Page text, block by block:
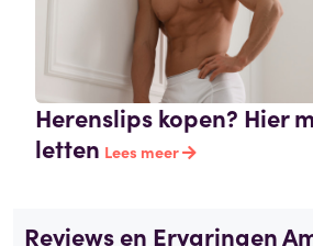
Herenslips kopen? Hier
letten Lees meer
Reviews en Ervaringen